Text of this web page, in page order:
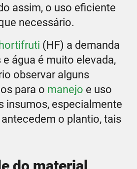
assim, o uso eficiente
necessário.
hortifruti (HF) a demanda
água é muito elevada,
observar alguns
para o manejo e uso
insumos, especialmente
o plantio, tais